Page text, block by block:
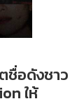
ชื่อดังชาว
ให้